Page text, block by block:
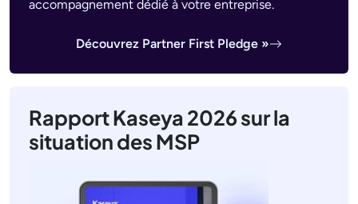
accompagnement dédié à votre entreprise.
Découvrez Partner First Pledge »
Rapport Kaseya 2026 sur la
situation des MSP